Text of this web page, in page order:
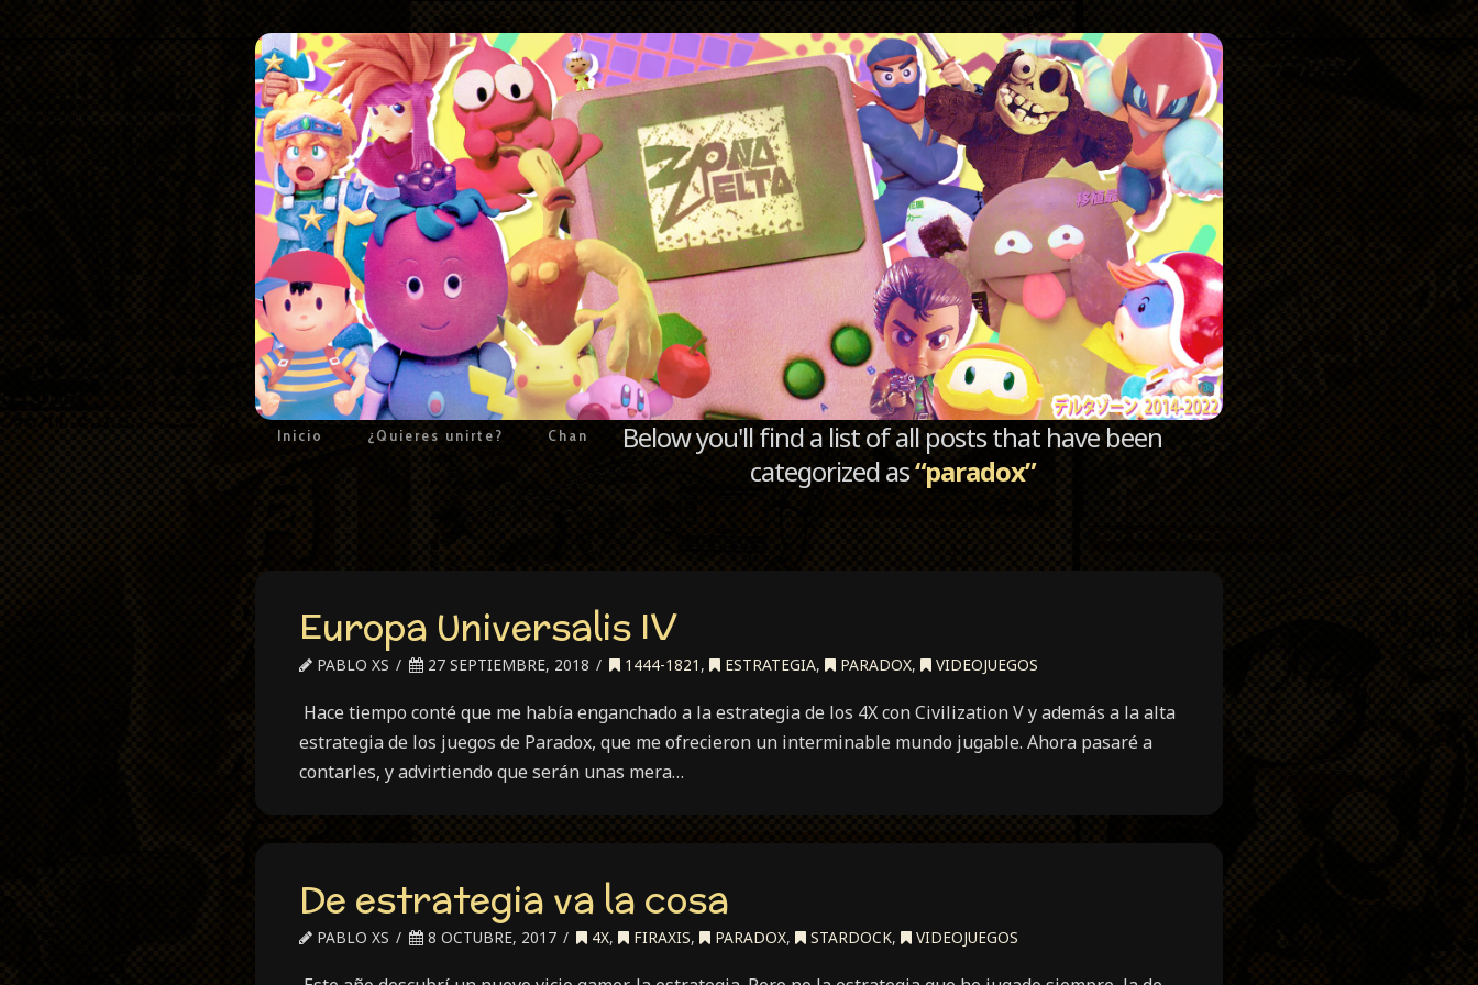
Inicio ¿Quieres unirte? Chan
Below you'll find a list of all posts that have been
categorized as“paradox”
Europa Universalis IV
PABLO XS 27 SEPTIEMBRE, 2018 1444-1821 , ESTRATEGIA, PARADOX, VIDEOJUEGOS
Hace tiempo conté que me había enganchado a la estrategia de los 4X con Civilization V y además a la alta
estrategia de los juegos de Paradox, que me ofrecieron un interminable mundo jugable. Ahora pasaré a
contarles, y advirtiendo que serán unas mera…
De estrategia va la cosa
PABLO XS 8 OCTUBRE, 2017 4X, FIRAXIS, PARADOX, STARDOCK, VIDEOJUEGOS